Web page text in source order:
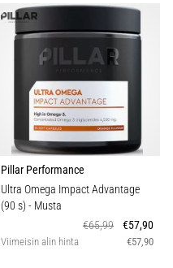
Pillar Performance
Ultra Omega Impact Advantage
(90 s)- Musta
€65,99
€57,90
Viimeisin alin hinta €57,90